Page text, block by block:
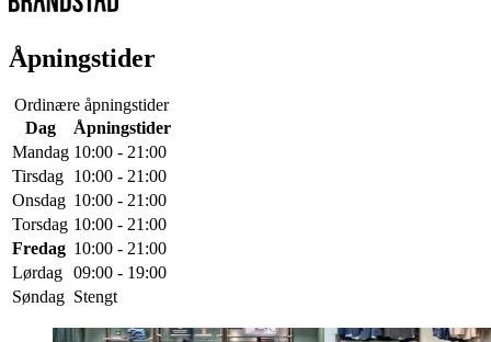
Åpningstider
Ordinære åpningstider
Dag
Åpningstider
Mandag 10:00 - 21:00
Tirsdag 10:00 - 21:00
Onsdag 10:00 - 21:00
Torsdag 10:00 - 21:00
Fredag 10:00 - 21:00
Lørdag 09:00 - 19:00
Søndag Stengt